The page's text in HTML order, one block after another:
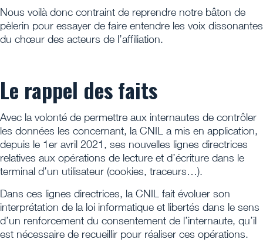
Nous voilà donc contraint de reprendre notre bâton de
pèlerin pour essayer de faire entendre les voix dissonantes
du chœur des acteurs de l’affiliation.
Le rappel des faits
Avec la volonté de permettre aux internautes de contrôler
les données les concernant, la CNIL a mis en application,
depuis le 1er avril 2021, ses nouvelles lignes directrices
relatives aux opérations de lecture et d’écriture dans le
terminal d’un utilisateur (cookies, traceurs…).
Dans ces lignes directrices, la CNIL fait évoluer son
interprétation de la loi informatique et libertés dans le sens
d’un renforcement du consentement de l’internaute, qu’il
est nécessaire de recueillir pour réaliser ces opérations.